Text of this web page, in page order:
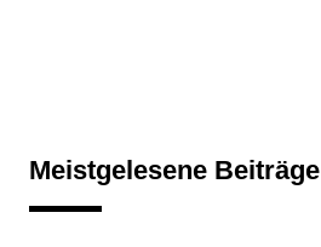
Meistgelesene Beiträge